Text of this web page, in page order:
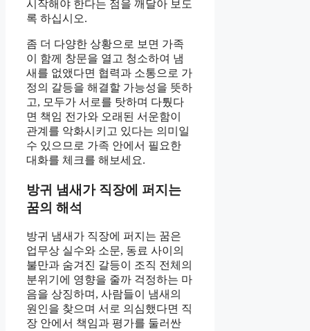
시작해야 한다는 점을 깨달아 보도
록 하십시오.
좀 더 다양한 상황으로 보면 가족
이 함께 창문을 열고 청소하여 냄
새를 없앴다면 협력과 소통으로 가
정의 갈등을 해결할 가능성을 뜻하
고, 모두가 서로를 탓하며 다퉜다
면 책임 전가와 오래된 서운함이
관계를 악화시키고 있다는 의미일
수 있으므로 가족 안에서 필요한
대화를 체크를 해보세요.
방귀 냄새가 직장에 퍼지는
꿈의 해석
방귀 냄새가 직장에 퍼지는 꿈은
업무상 실수와 소문, 동료 사이의
불만과 숨겨진 갈등이 조직 전체의
분위기에 영향을 줄까 걱정하는 마
음을 상징하며, 사람들이 냄새의
원인을 찾으며 서로 의심했다면 직
장 안에서 책임과 평가를 둘러싼